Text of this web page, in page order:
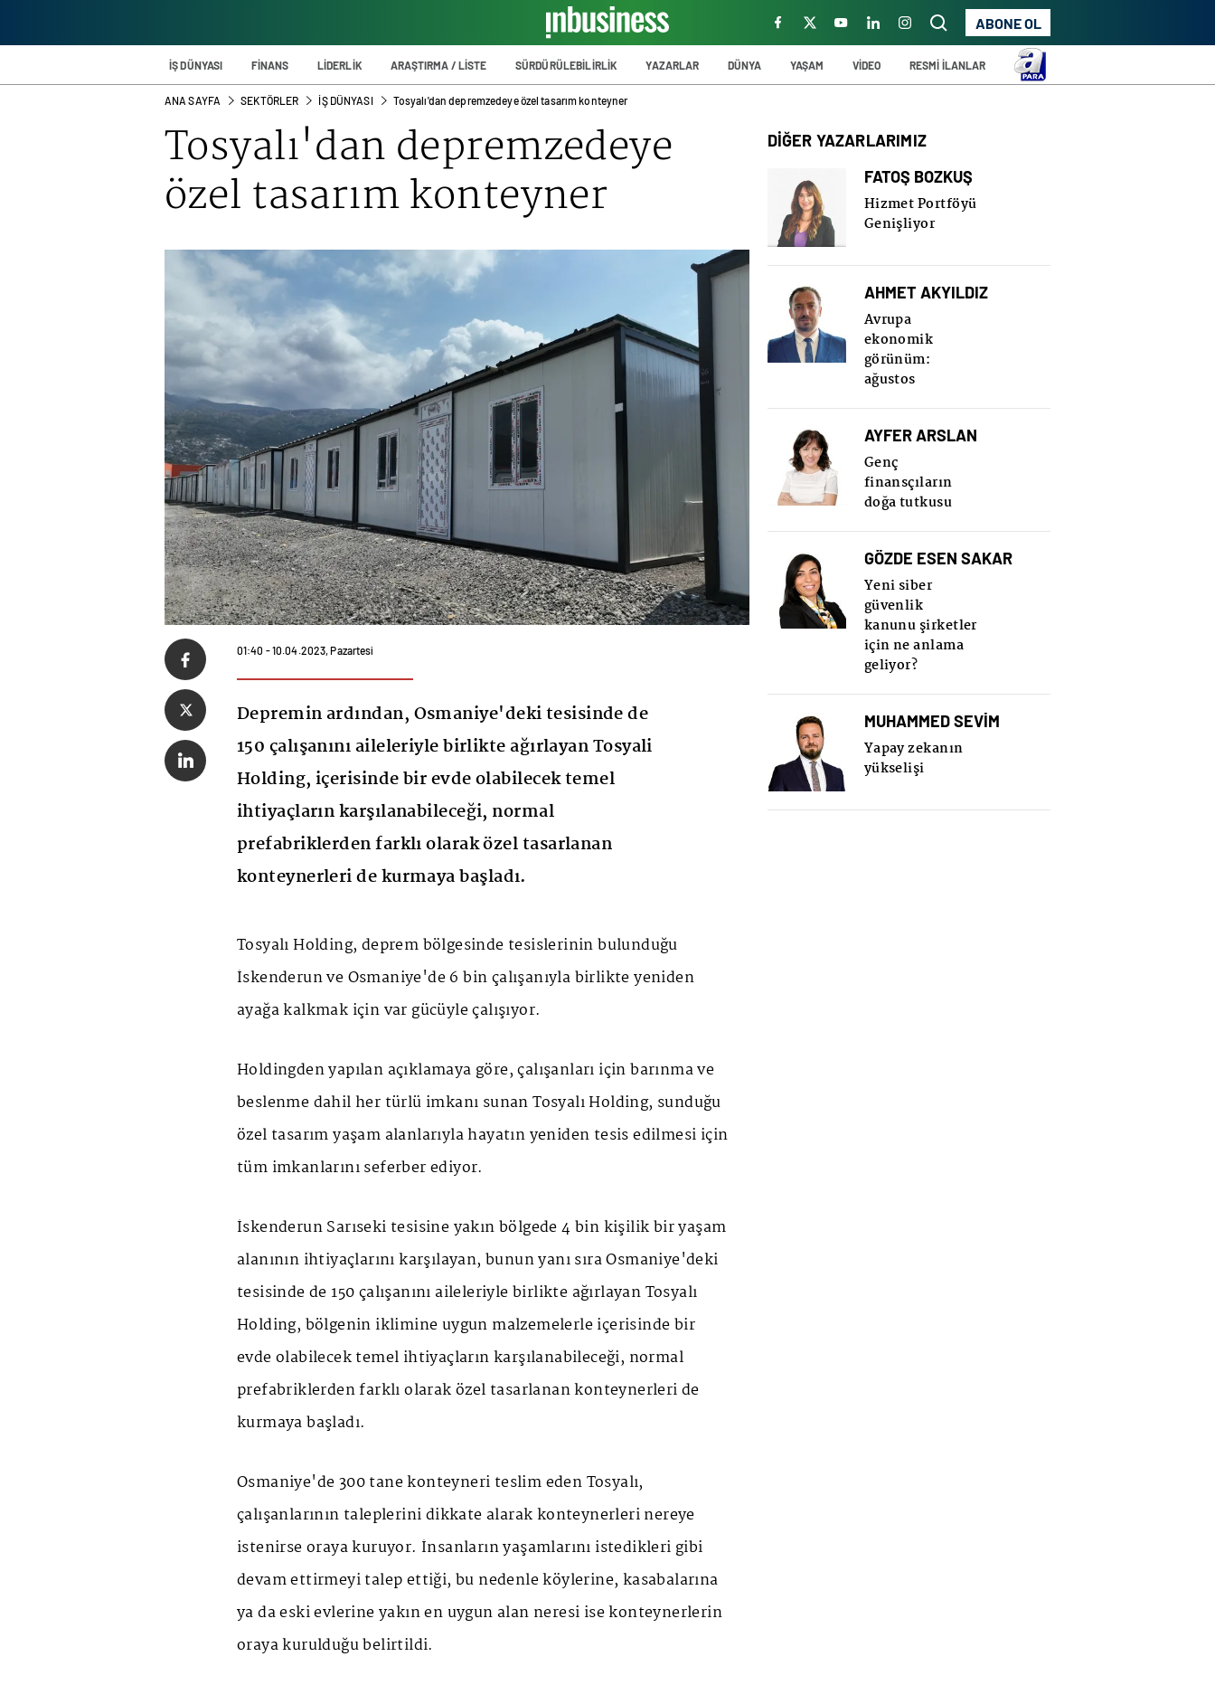
ABONE OL
İŞ DÜNYASI FİNANS LİDERLİK ARAŞTIRMA / LİSTE SÜRDÜRÜLEBİLİRLİK YAZARLAR DÜNYA YAŞAM VİDEO RESMİ İLANLAR
ANA SAYFA SEKTÖRLER İŞ DÜNYASI Tosyalı'dan depremzedeye özel tasarım konteyner
Tosyalı'dan depremzedeye
özel tasarım konteyner
01:40 - 10.04.2023, Pazartesi
Depremin ardından, Osmaniye'deki tesisinde de
150 çalışanını aileleriyle birlikte ağırlayan Tosyali
Holding, içerisinde bir evde olabilecek temel
ihtiyaçların karşılanabileceği, normal
prefabriklerden farklı olarak özel tasarlanan
konteynerleri de kurmaya başladı.
Tosyalı Holding, deprem bölgesinde tesislerinin bulunduğu
İskenderun ve Osmaniye'de 6 bin çalışanıyla birlikte yeniden
ayağa kalkmak için var gücüyle çalışıyor.
Holdingden yapılan açıklamaya göre, çalışanları için barınma ve
beslenme dahil her türlü imkanı sunan Tosyalı Holding, sunduğu
özel tasarım yaşam alanlarıyla hayatın yeniden tesis edilmesi için
tüm imkanlarını seferber ediyor.
İskenderun Sarıseki tesisine yakın bölgede 4 bin kişilik bir yaşam
alanının ihtiyaçlarını karşılayan, bunun yanı sıra Osmaniye'deki
tesisinde de 150 çalışanını aileleriyle birlikte ağırlayan Tosyalı
Holding, bölgenin iklimine uygun malzemelerle içerisinde bir
evde olabilecek temel ihtiyaçların karşılanabileceği, normal
prefabriklerden farklı olarak özel tasarlanan konteynerleri de
kurmaya başladı.
Osmaniye'de 300 tane konteyneri teslim eden Tosyalı,
çalışanlarının taleplerini dikkate alarak konteynerleri nereye
istenirse oraya kuruyor. İnsanların yaşamlarını istedikleri gibi
devam ettirmeyi talep ettiği, bu nedenle köylerine, kasabalarına
ya da eski evlerine yakın en uygun alan neresi ise konteynerlerin
oraya kurulduğu belirtildi.
DİĞER YAZARLARIMIZ
FATOŞ BOZKUŞ
Hizmet Portföyü
Genişliyor
AHMET AKYILDIZ
Avrupa
ekonomik
görünüm:
ağustos
AYFER ARSLAN
Genç
finansçıların
doğa tutkusu
GÖZDE ESEN SAKAR
Yeni siber
güvenlik
kanunu şirketler
için ne anlama
geliyor?
MUHAMMED SEVİM
Yapay zekanın
yükselişi